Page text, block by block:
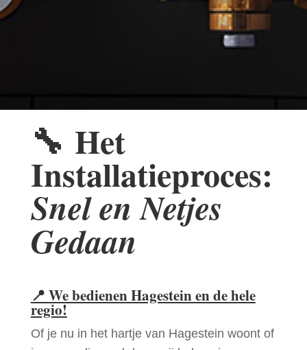
🔧 Het
Installatieproces:
Snel en Netjes
Gedaan
📍 We bedienen Hagestein en de hele
regio!
Of je nu in het hartje van Hagestein woont of